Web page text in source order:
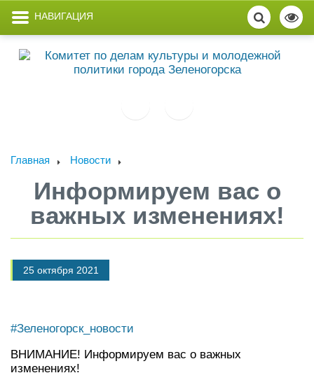
НАВИГАЦИЯ
Главная Новости
Информируем вас о
важных изменениях!
25 октября 2021
#Зеленогорск_новости
ВНИМАНИЕ! Информируем вас о важных
изменениях!